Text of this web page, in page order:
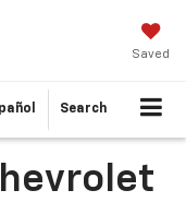
Saved
Search